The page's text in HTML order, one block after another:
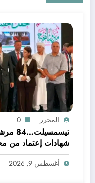
المحرر 0
شهادات إعتماد من
أغسطس 9, 2026